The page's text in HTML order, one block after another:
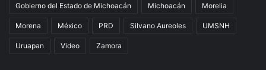
Gobierno del Estado de Michoacán Michoacán Morelia
Morena México PRD Silvano Aureoles UMSNH
Uruapan Video Zamora